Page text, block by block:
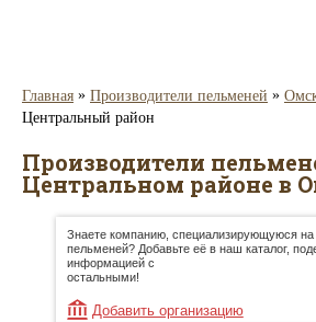
Главная » Производители пельменей »
Центральный район
Производители
Центральном районе в
Знаете компанию, специализирующуюся на
пельменей? Добавьте её в наш каталог,
информацией с
остальными!
Добавить организацию